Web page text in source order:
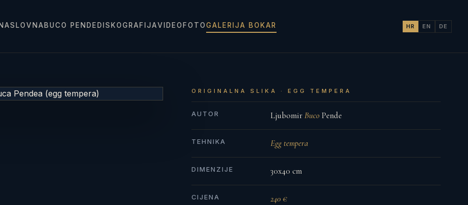
BUCO PENDEDISKOGRAFIJAVIDEOFOTOGALERIJA BOKAR HR EN DE
ORIGINALNA SLIKA · EGG TEMPERA
AUTOR LjubomirBucoPende
TEHNIKA Egg tempera
DIMENZIJE 30x40 cm
CIJENA 240 €